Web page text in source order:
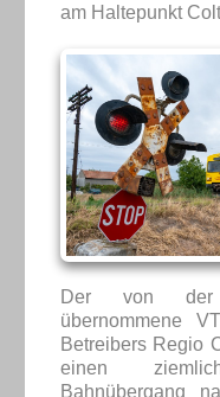
am Haltepunkt
Der von der
übernommene
Betreibers Regio
einen
Bahnübergang